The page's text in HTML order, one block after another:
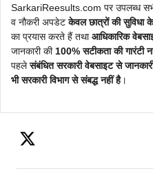
SarkariReesults.com पर उपलब्ध सभी
व नौकरी अपडेटकेवल छात्रों की सुविधा
का प्रयास करते हैं तथाआधिकारिक
जानकारी की100% सटीकता की गारंटी
पहलेसंबंधित सरकारी वेबसाइट से
भी सरकारी विभाग से संबद्ध नहीं है।